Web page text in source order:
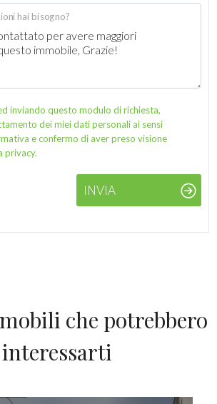
hai bisogno?
inviando questo modulo di richiesta,
dei miei dati personali ai sensi
e confermo di aver preso visione
privacy.
INVIA
che potrebbero
interessarti